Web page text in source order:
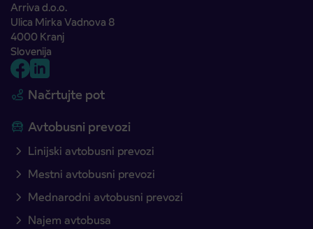
Arriva d.o.o.
Ulica Mirka Vadnova 8
4000 Kranj
Slovenija
Načrtujte pot
Avtobusni prevozi
Linijski avtobusni prevozi
Mestni avtobusni prevozi
Mednarodni avtobusni prevozi
Najem avtobusa